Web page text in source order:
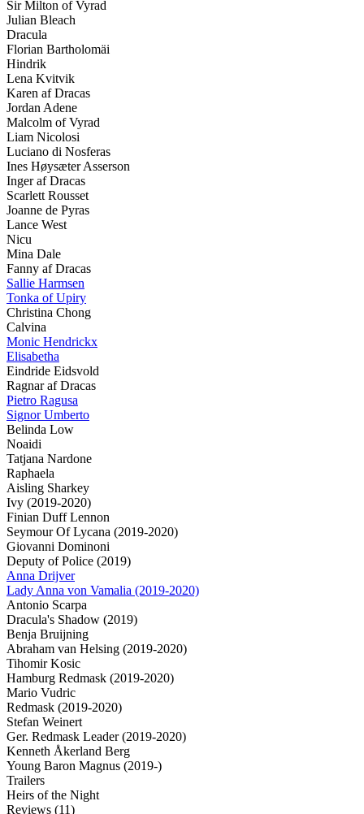
Sir Milton of Vyrad
Julian Bleach
Dracula
Florian Bartholomäi
Hindrik
Lena Kvitvik
Karen af Dracas
Jordan Adene
Malcolm of Vyrad
Liam Nicolosi
Luciano di Nosferas
Ines Høysæter Asserson
Inger af Dracas
Scarlett Rousset
Joanne de Pyras
Lance West
Nicu
Mina Dale
Fanny af Dracas
Sallie Harmsen
Tonka of Upiry
Christina Chong
Calvina
Monic Hendrickx
Elisabetha
Eindride Eidsvold
Ragnar af Dracas
Pietro Ragusa
Signor Umberto
Belinda Low
Noaidi
Tatjana Nardone
Raphaela
Aisling Sharkey
Ivy (2019-2020)
Finian Duff Lennon
Seymour Of Lycana (2019-2020)
Giovanni Dominoni
Deputy of Police (2019)
Anna Drijver
Lady Anna von Vamalia (2019-2020)
Antonio Scarpa
Dracula's Shadow (2019)
Benja Bruijning
Abraham van Helsing (2019-2020)
Tihomir Kosic
Hamburg Redmask (2019-2020)
Mario Vudric
Redmask (2019-2020)
Stefan Weinert
Ger. Redmask Leader (2019-2020)
Kenneth Åkerland Berg
Young Baron Magnus (2019-)
Trailers
Heirs of the Night
Reviews (11)